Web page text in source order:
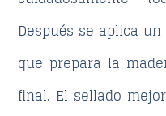
Después se aplica
que prepara la
final. El sellado